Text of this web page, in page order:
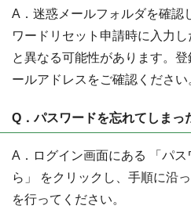
A．迷惑メールフォルダを確認
ワードリセット申請時に入力
と異なる可能性があります。
ールアドレスをご確認ください
Q．パスワードを忘れてしまっ
A．ログイン画面にある 「パ
ら」 をクリックし、手順に沿
を行ってください。